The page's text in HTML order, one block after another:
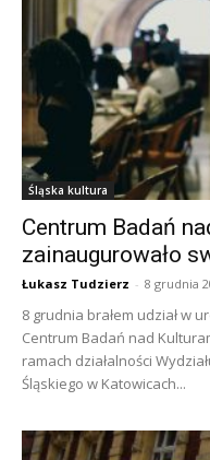
Śląska kultura
Centrum Badań
zainaugurowało
Łukasz Tudzierz - 8 grudnia
8 grudnia brałem udział w
Centrum Badań nad
ramach działalności
Śląskiego w Katowicach...